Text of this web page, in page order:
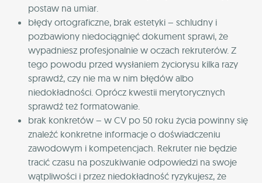
postaw na umiar.
błędy ortograficzne, brak estetyki – schludny i
pozbawiony niedociągnięć dokument sprawi, że
wypadniesz profesjonalnie w oczach rekruterów. Z
tego powodu przed wysłaniem życiorysu kilka razy
sprawdź, czy nie ma w nim błędów albo
niedokładności. Oprócz kwestii merytorycznych
sprawdź też formatowanie.
brak konkretów – w CV po 50 roku życia powinny się
znaleźć konkretne informacje o doświadczeniu
zawodowym i kompetencjach. Rekruter nie będzie
tracić czasu na poszukiwanie odpowiedzi na swoje
wątpliwości i przez niedokładność ryzykujesz, że